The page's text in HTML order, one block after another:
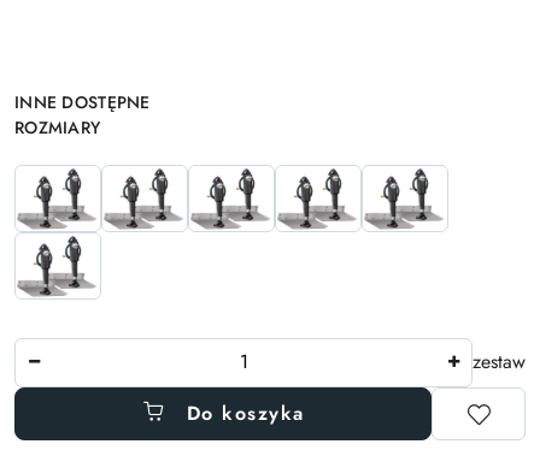
Wariant
INNE DOSTĘPNE
ROZMIARY
Ilość
zestaw
Do koszyka